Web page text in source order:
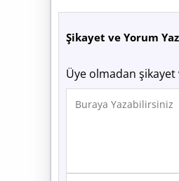
Şikayet ve Yorum
Üye olmadan